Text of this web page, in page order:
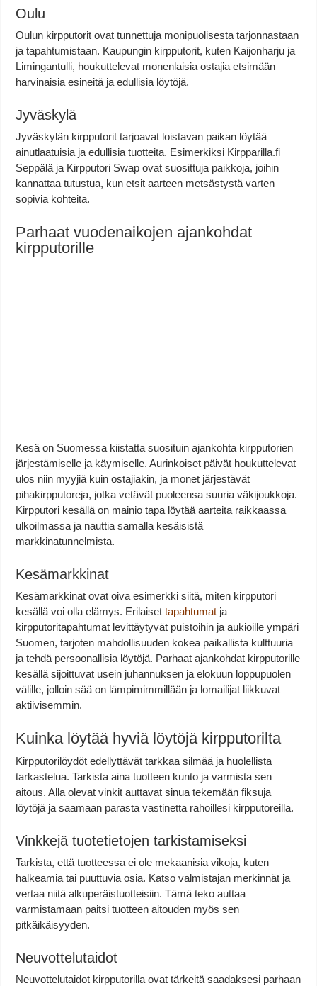
Oulu
Oulun kirpputorit ovat tunnettuja monipuolisesta tarjonnastaan
ja tapahtumistaan. Kaupungin kirpputorit, kuten Kaijonharju ja
Limingantulli, houkuttelevat monenlaisia ostajia etsimään
harvinaisia esineitä ja edullisia löytöjä.
Jyväskylä
Jyväskylän kirpputorit tarjoavat loistavan paikan löytää
ainutlaatuisia ja edullisia tuotteita. Esimerkiksi Kirpparilla.fi
Seppälä ja Kirpputori Swap ovat suosittuja paikkoja, joihin
kannattaa tutustua, kun etsit aarteen metsästystä varten
sopivia kohteita.
Parhaat vuodenaikojen ajankohdat
kirpputorille
Kesä on Suomessa kiistatta suosituin ajankohta kirpputorien
järjestämiselle ja käymiselle. Aurinkoiset päivät houkuttelevat
ulos niin myyjiä kuin ostajiakin, ja monet järjestävät
pihakirpputoreja, jotka vetävät puoleensa suuria väkijoukkoja.
Kirpputori kesällä on mainio tapa löytää aarteita raikkaassa
ulkoilmassa ja nauttia samalla kesäisistä
markkinatunnelmista.
Kesämarkkinat
Kesämarkkinat ovat oiva esimerkki siitä, miten kirpputori
kesällä voi olla elämys. Erilaisettapahtumat ja
kirpputoritapahtumat levittäytyvät puistoihin ja aukioille ympäri
Suomen, tarjoten mahdollisuuden kokea paikallista kulttuuria
ja tehdä persoonallisia löytöjä. Parhaat ajankohdat kirpputorille
kesällä sijoittuvat usein juhannuksen ja elokuun loppupuolen
välille, jolloin sää on lämpimimmillään ja lomailijat liikkuvat
aktiivisemmin.
Kuinka löytää hyviä löytöjä kirpputorilta
Kirpputorilöydöt edellyttävät tarkkaa silmää ja huolellista
tarkastelua. Tarkista aina tuotteen kunto ja varmista sen
aitous. Alla olevat vinkit auttavat sinua tekemään fiksuja
löytöjä ja saamaan parasta vastinetta rahoillesi kirpputoreilla.
Vinkkejä tuotetietojen tarkistamiseksi
Tarkista, että tuotteessa ei ole mekaanisia vikoja, kuten
halkeamia tai puuttuvia osia. Katso valmistajan merkinnät ja
vertaa niitä alkuperäistuotteisiin. Tämä teko auttaa
varmistamaan paitsi tuotteen aitouden myös sen
pitkäikäisyyden.
Neuvottelutaidot
Neuvottelutaidot kirpputorilla ovat tärkeitä saadaksesi parhaan